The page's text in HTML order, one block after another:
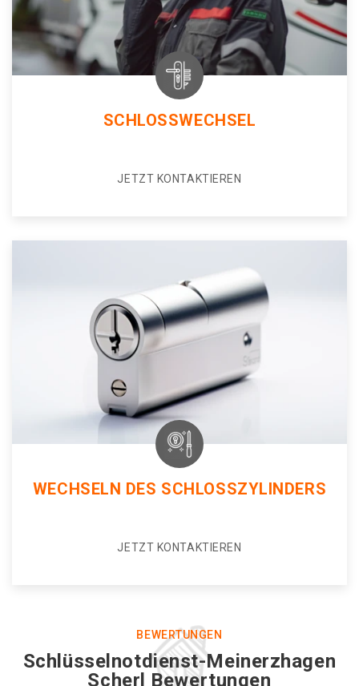
SCHLOSSWECHSEL
JETZT KONTAKTIEREN
WECHSELN DES SCHLOSSZYLINDERS
JETZT KONTAKTIEREN
BEWERTUNGEN
Schlüsselnotdienst-Meinerzhagen
Scherl Bewertungen